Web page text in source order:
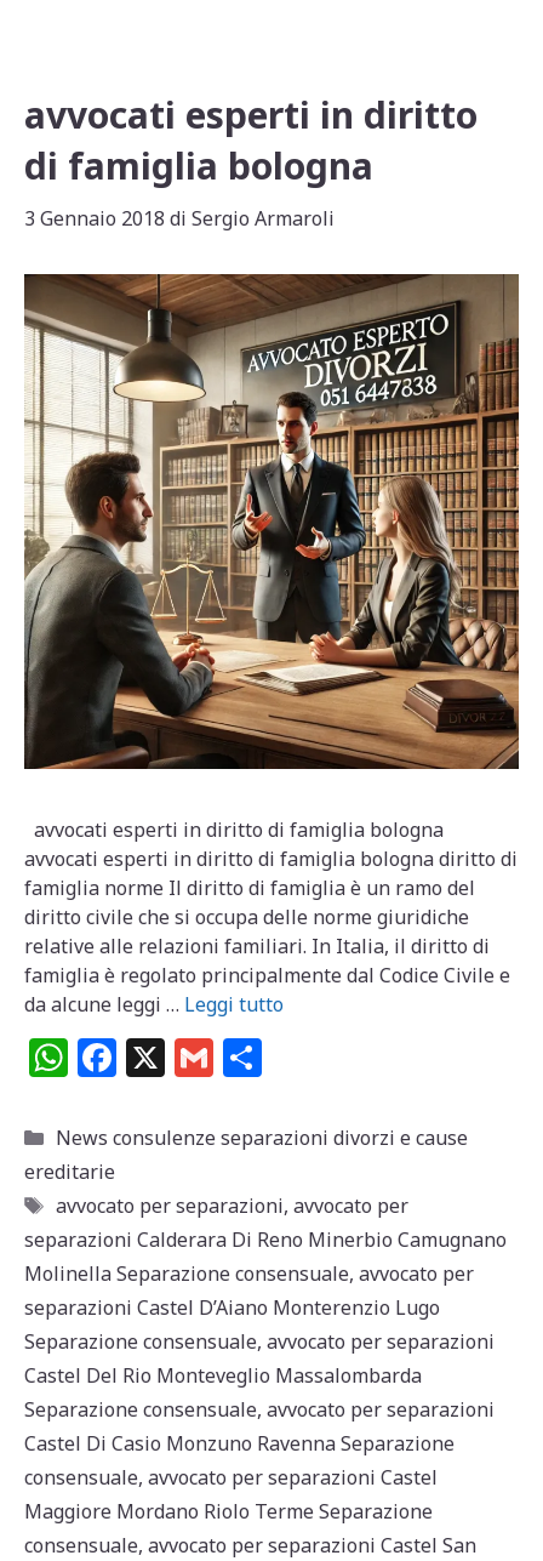
avvocati esperti in diritto
di famiglia bologna
3 Gennaio 2018 di Sergio Armaroli
avvocati esperti in diritto di famiglia bologna
avvocati esperti in diritto di famiglia bologna diritto di
famiglia norme Il diritto di famiglia è un ramo del
diritto civile che si occupa delle norme giuridiche
relative alle relazioni familiari. In Italia, il diritto di
famiglia è regolato principalmente dal Codice Civile e
da alcune leggi … Leggi tutto
W
at
s
A
p
p
F
c
b
o
o
k
X G
ai n
vi
di
Categorie
News consulenze separazioni divorzi e cause
ereditarie
Tag
avvocato per separazioni, avvocato per
separazioni Calderara Di Reno Minerbio Camugnano
Molinella Separazione consensuale, avvocato per
separazioni Castel D’Aiano Monterenzio Lugo
Separazione consensuale, avvocato per separazioni
Castel Del Rio Monteveglio Massalombarda
Separazione consensuale, avvocato per separazioni
Castel Di Casio Monzuno Ravenna Separazione
consensuale, avvocato per separazioni Castel
Maggiore Mordano Riolo Terme Separazione
consensuale, avvocato per separazioni Castel San